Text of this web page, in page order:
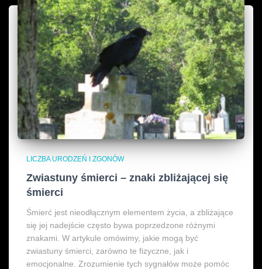
LICZBA URODZEŃ I ZGONÓW
Zwiastuny śmierci – znaki zbliżającej się
śmierci
Śmierć jest nieodłącznym elementem życia, a zbliżające
się jej nadejście często bywa poprzedzone różnymi
znakami. W artykule omówimy, jakie mogą być
zwiastuny śmierci, zarówno te fizyczne, jak i
emocjonalne. Zrozumienie tych sygnałów może pomóc